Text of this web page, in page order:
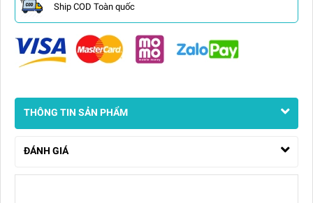
Ship COD Toàn quốc
THÔNG TIN SẢN PHẨM
ĐÁNH GIÁ